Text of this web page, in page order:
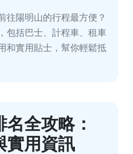
往陽明山的行程最方便？
包括巴士、計程車、租車
和實用貼士，幫你輕鬆抵
全攻略：
實用資訊